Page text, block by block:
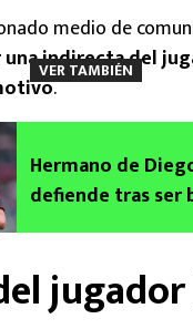
medio de
indirecta del
.
VER TAMBIÉN
Hermano de
defiende tras ser
México vs